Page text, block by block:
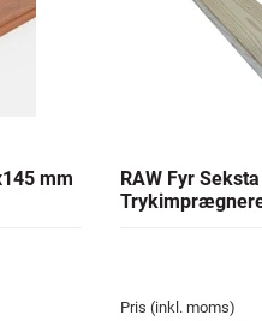
mm
RAW Fyr
Pris (inkl. moms)